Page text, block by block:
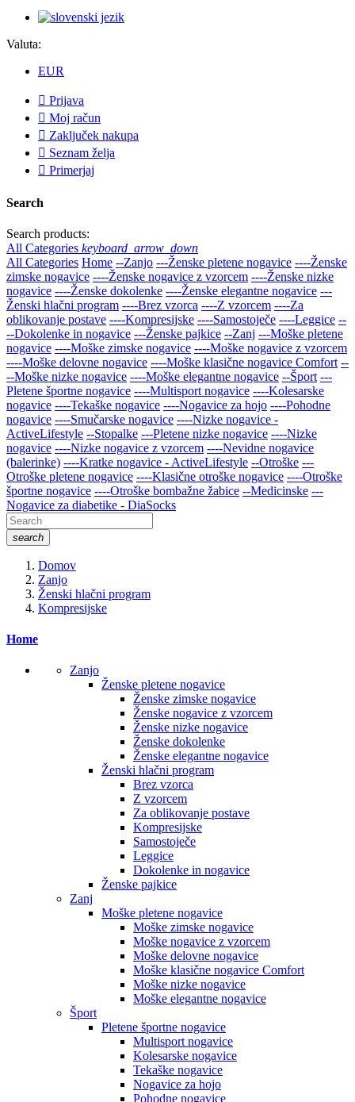
Valuta:
EUR
 Prijava
 Moj račun
 Zaključek nakupa
 Seznam želja
 Primerjaj
Search
Search products:
All Categories keyboard_arrow_down
All Categories Home --Zanjo ---Ženske pletene nogavice ----Ženske
zimske nogavice ----Ženske nogavice z vzorcem ----Ženske nizke
nogavice ----Ženske dokolenke ----Ženske elegantne nogavice ---
Ženski hlačni program ----Brez vzorca ----Z vzorcem ----Za
oblikovanje postave ----Kompresijske ----Samostoječe ----Leggice --
--Dokolenke in nogavice ---Ženske pajkice --Zanj ---Moške pletene
nogavice ----Moške zimske nogavice ----Moške nogavice z vzorcem
----Moške delovne nogavice ----Moške klasične nogavice Comfort --
--Moške nizke nogavice ----Moške elegantne nogavice --Šport ---
Pletene športne nogavice ----Multisport nogavice ----Kolesarske
nogavice ----Tekaške nogavice ----Nogavice za hojo ----Pohodne
nogavice ----Smučarske nogavice ----Nizke nogavice -
ActiveLifestyle --Stopalke ---Pletene nizke nogavice ----Nizke
nogavice ----Nizke nogavice z vzorcem ----Nevidne nogavice
(balerinke) ----Kratke nogavice - ActiveLifestyle --Otroške ---
Otroške pletene nogavice ----Klasične otroške nogavice ----Otroške
športne nogavice ----Otroške bombažne žabice --Medicinske ---
Nogavice za diabetike - DiaSocks
search
Domov
Zanjo
Ženski hlačni program
Kompresijske
Home
Zanjo
Ženske pletene nogavice
Ženske zimske nogavice
Ženske nogavice z vzorcem
Ženske nizke nogavice
Ženske dokolenke
Ženske elegantne nogavice
Ženski hlačni program
Brez vzorca
Z vzorcem
Za oblikovanje postave
Kompresijske
Samostoječe
Leggice
Dokolenke in nogavice
Ženske pajkice
Zanj
Moške pletene nogavice
Moške zimske nogavice
Moške nogavice z vzorcem
Moške delovne nogavice
Moške klasične nogavice Comfort
Moške nizke nogavice
Moške elegantne nogavice
Šport
Pletene športne nogavice
Multisport nogavice
Kolesarske nogavice
Tekaške nogavice
Nogavice za hojo
Pohodne nogavice